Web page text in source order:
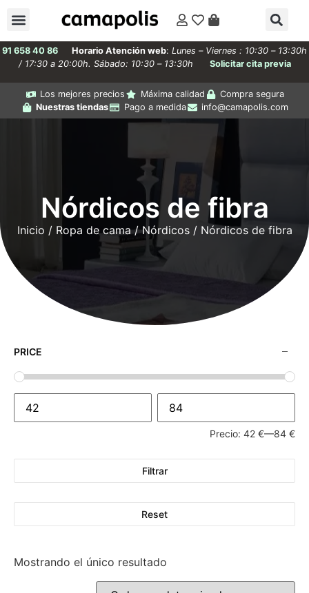
91 658 40 86 Horario Atención web: Lunes – Viernes : 10:30 – 13:30h
/ 17:30 a 20:00h. Sábado: 10:30 – 13:30h
Solicitar cita previa
Los mejores precios Máxima calidad
Compra segura
Nuestras tiendas
Pago a medida info@camapolis.com
Nórdicos de fibra
Inicio / Ropa de cama/Nórdicos/ Nórdicos de fibra
PRICE
Precio: 42 €—84 €
Filtrar
Reset
Mostrando el único resultado